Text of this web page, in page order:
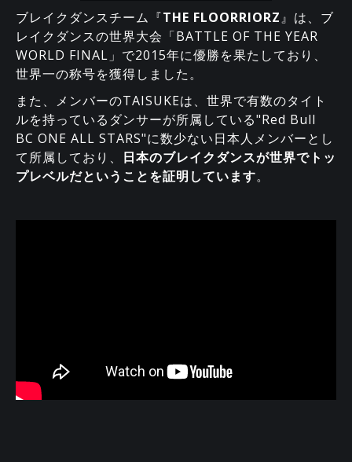
ブレイクダンスチーム『THE FLOORRIORZ』は、ブ
レイクダンスの世界大会「BATTLE OF THE YEAR
WORLD FINAL」で2015年に優勝を果たしており、
世界一の称号を獲得しました。
また、メンバーのTAISUKEは、世界で有数のタイト
ルを持っているダンサーが所属している"Red Bull
BC ONE ALL STARS"に数少ない日本人メンバーとし
て所属しており、 日本のブレイクダンスが世界でトッ
プレベルだということを証明しています。